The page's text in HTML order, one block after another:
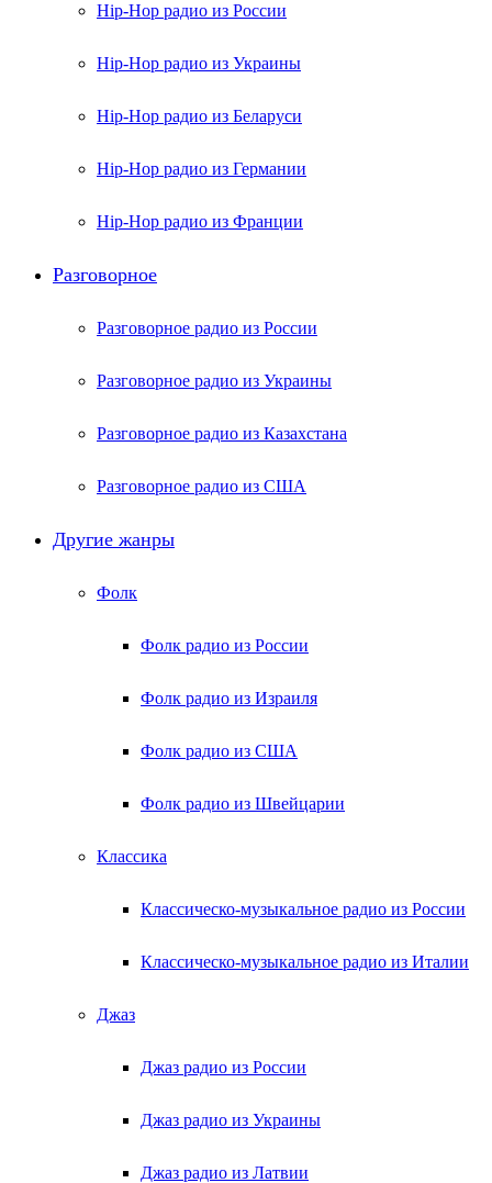
Hip-Hop радио из России
Hip-Hop радио из Украины
Hip-Hop радио из Беларуси
Hip-Hop радио из Германии
Hip-Hop радио из Франции
Разговорное
Разговорное радио из России
Разговорное радио из Украины
Разговорное радио из Казахстана
Разговорное радио из США
Другие жанры
Фолк
Фолк радио из России
Фолк радио из Израиля
Фолк радио из США
Фолк радио из Швейцарии
Классика
Классическо-музыкальное радио из России
Классическо-музыкальное радио из Италии
Джаз
Джаз радио из России
Джаз радио из Украины
Джаз радио из Латвии